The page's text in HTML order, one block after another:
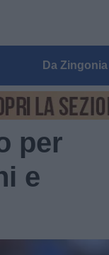
Da Zingonia
per
e